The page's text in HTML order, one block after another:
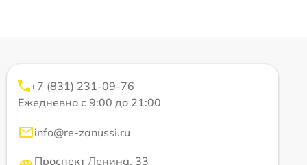
+7 (831) 231-09-76
Ежедневно с 9:00 до 21:00
info@re-zanussi.ru
Проспект Ленина, 33